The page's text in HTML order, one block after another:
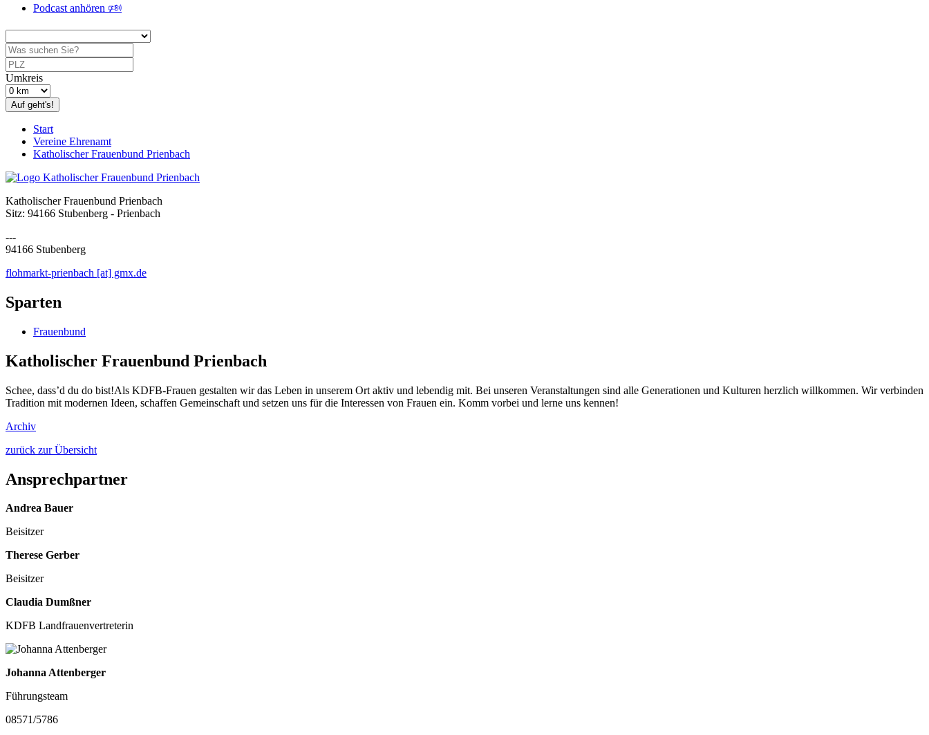
Podcast anhören 🕬
Umkreis
Auf geht's!
Start
Vereine Ehrenamt
Katholischer Frauenbund Prienbach
Katholischer Frauenbund Prienbach
Sitz: 94166 Stubenberg - Prienbach
---
94166 Stubenberg
flohmarkt-prienbach [at] gmx.de
Sparten
Frauenbund
Katholischer Frauenbund Prienbach
Schee, dass’d du do bist!Als KDFB-Frauen gestalten wir das Leben in unserem Ort aktiv und lebendig mit. Bei unseren Veranstaltungen sind alle Generationen und Kulturen herzlich willkommen. Wir verbinden
Tradition mit modernen Ideen, schaffen Gemeinschaft und setzen uns für die Interessen von Frauen ein. Komm vorbei und lerne uns kennen!
Archiv
zurück zur Übersicht
Ansprechpartner
Andrea Bauer
Beisitzer
Therese Gerber
Beisitzer
Claudia Dumßner
KDFB Landfrauenvertreterin
Johanna Attenberger
Führungsteam
08571/5786